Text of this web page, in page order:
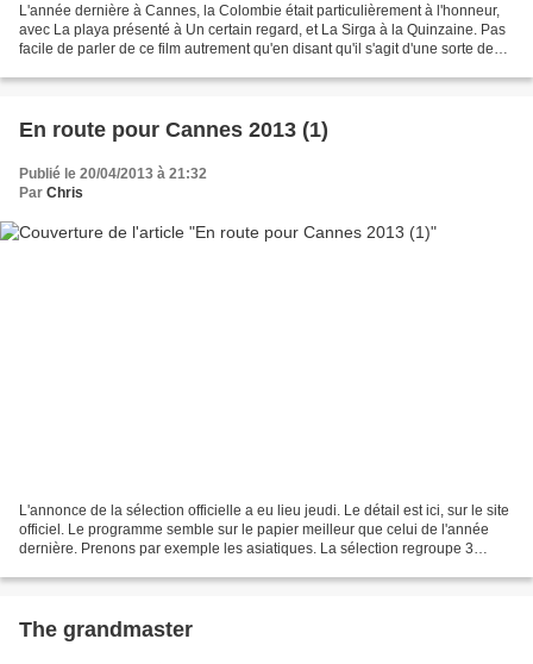
L'année dernière à Cannes, la Colombie était particulièrement à l'honneur,
avec La playa présenté à Un certain regard, et La Sirga à la Quinzaine. Pas
facile de parler de ce film autrement qu'en disant qu'il s'agit d'une sorte de
En route pour Cannes 2013 (1)
Publié le 20/04/2013 à 21:32
Par Chris
L'annonce de la sélection officielle a eu lieu jeudi. Le détail est ici, sur le site
officiel. Le programme semble sur le papier meilleur que celui de l'année
dernière. Prenons par exemple les asiatiques. La sélection regroupe 3
The grandmaster